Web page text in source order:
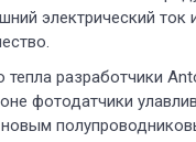
электрический
разработчики
фотодатчики